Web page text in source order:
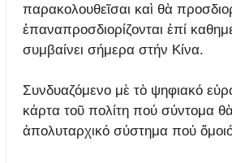
παρακολουθεῖσαι καὶ θὰ
ἐπαναπροσδιορίζονται ἐπί
συμβαίνει σήμερα στήν Κίνα.
Συνδυαζόμενο μὲ τὸ ψηφιακό
κάρτα τοῦ πολίτη πού σύντομα
ἀπολυταρχικό σύστημα πού